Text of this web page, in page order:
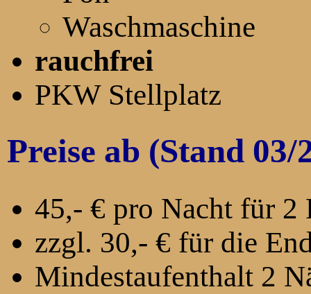
Waschmaschine
rauchfrei
PKW Stellplatz
Preise ab (Stand 03/
45,- € pro Nacht für 2
zzgl. 30,- € für die
Mindestaufenthalt 2